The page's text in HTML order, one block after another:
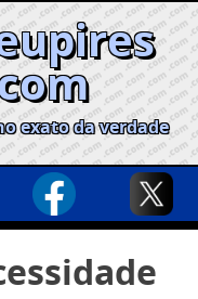
exato da verdade